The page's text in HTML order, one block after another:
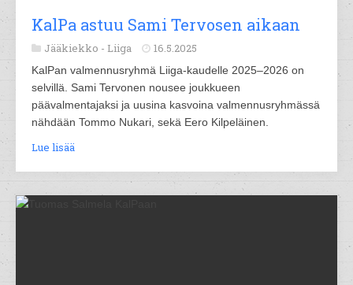
KalPa astuu Sami Tervosen aikaan
Jääkiekko - Liiga 16.5.2025
KalPan valmennusryhmä Liiga-kaudelle 2025–2026 on
selvillä. Sami Tervonen nousee joukkueen
päävalmentajaksi ja uusina kasvoina valmennusryhmässä
nähdään Tommo Nukari, sekä Eero Kilpeläinen.
Lue lisää